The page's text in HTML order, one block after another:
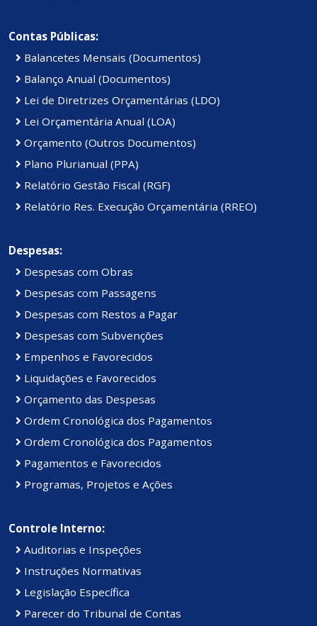
Contas Públicas:
Balancetes Mensais (Documentos)
Balanço Anual (Documentos)
Lei de Diretrizes Orçamentárias (LDO)
Lei Orçamentária Anual (LOA)
Orçamento (Outros Documentos)
Plano Plurianual (PPA)
Relatório Gestão Fiscal (RGF)
Relatório Res. Execução Orçamentária (RREO)
Despesas:
Despesas com Obras
Despesas com Passagens
Despesas com Restos a Pagar
Despesas com Subvenções
Empenhos e Favorecidos
Liquidações e Favorecidos
Orçamento das Despesas
Ordem Cronológica dos Pagamentos
Ordem Cronológica dos Pagamentos
Pagamentos e Favorecidos
Programas, Projetos e Ações
Controle Interno:
Auditorias e Inspeções
Instruções Normativas
Legislação Específica
Parecer do Tribunal de Contas